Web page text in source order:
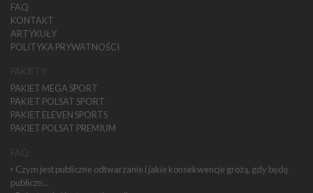
FAQ
KONTAKT
ARTYKUŁY
POLITYKA PRYWATNOŚCI
PAKIETY:
PAKIET MEGA SPORT
PAKIET POLSAT SPORT
PAKIET ELEVEN SPORTS
PAKIET POLSAT PREMIUM
FAQ:
Czym jest publiczne odtwarzanie i jakie konsekwencje grożą, gdy będę
publiczn...